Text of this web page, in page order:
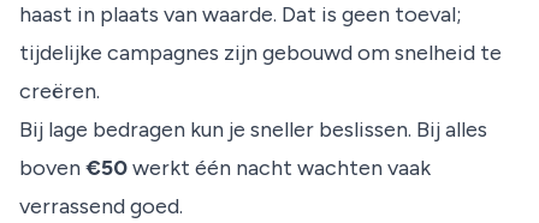
haast in plaats van waarde. Dat is geen toeval;
tijdelijke campagnes zijn gebouwd om snelheid te
creëren.
Bij lage bedragen kun je sneller beslissen. Bij alles
boven€50werkt één nacht wachten vaak
verrassend goed.